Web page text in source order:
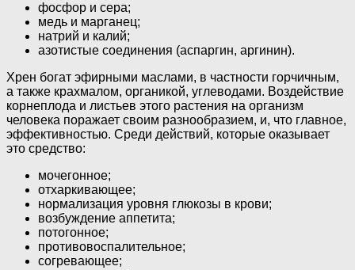
фосфор и сера;
медь и марганец;
натрий и калий;
азотистые соединения (аспаргин, аргинин).
Хрен богат эфирными маслами, в частности горчичным,
а также крахмалом, органикой, углеводами. Воздействие
корнеплода и листьев этого растения на организм
человека поражает своим разнообразием, и, что главное,
эффективностью. Среди действий, которые оказывает
это средство:
мочегонное;
отхаркивающее;
нормализация уровня глюкозы в крови;
возбуждение аппетита;
потогонное;
противовоспалительное;
согревающее;